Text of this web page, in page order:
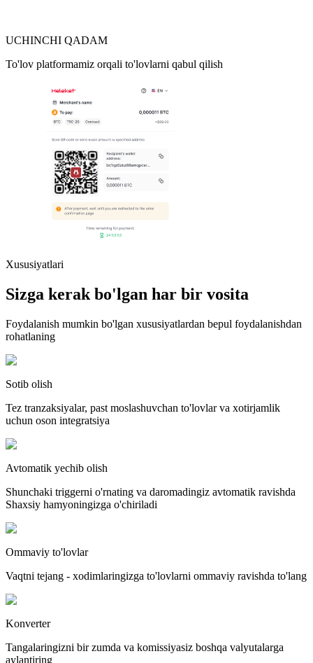
UCHINCHI QADAM
To'lov platformamiz orqali to'lovlarni qabul qilish
Xususiyatlari
Sizga kerak bo'lgan har bir vosita
Foydalanish mumkin bo'lgan xususiyatlardan bepul foydalanishdan
rohatlaning
Sotib olish
Tez tranzaksiyalar, past moslashuvchan to'lovlar va xotirjamlik
uchun oson integratsiya
Avtomatik yechib olish
Shunchaki triggerni o'rnating va daromadingiz avtomatik ravishda
Shaxsiy hamyoningizga o'chiriladi
Ommaviy to'lovlar
Vaqtni tejang - xodimlaringizga to'lovlarni ommaviy ravishda to'lang
Konverter
Tangalaringizni bir zumda va komissiyasiz boshqa valyutalarga
aylantiring